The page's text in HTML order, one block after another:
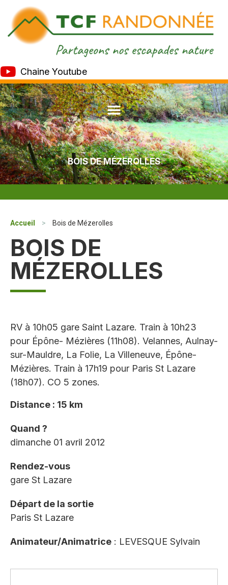
Chaine Youtube
BOIS DE MÉZEROLLES
Accueil > Bois de Mézerolles
BOIS DE
MÉZEROLLES
RV à 10h05 gare Saint Lazare. Train à 10h23
pour Épône- Mézières (11h08). Velannes, Aulnay-
sur-Mauldre, La Folie, La Villeneuve, Épône-
Mézières. Train à 17h19 pour Paris St Lazare
(18h07). CO 5 zones.
Distance : 15 km
Quand ?
dimanche 01 avril 2012
Rendez-vous
gare St Lazare
Départ de la sortie
Paris St Lazare
Animateur/Animatrice : LEVESQUE Sylvain